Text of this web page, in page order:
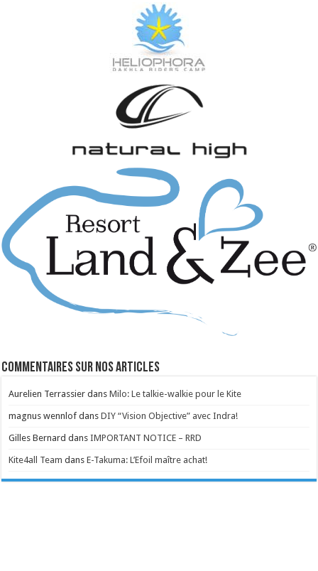
Commentaires sur nos articles
Aurelien Terrassier dansMilo: Le talkie-walkie pour le Kite
magnus wennlof dansDIY “Vision Objective” avec Indra!
Gilles Bernard dansIMPORTANT NOTICE – RRD
Kite4all Team dansE-Takuma: L’Efoil maître achat!